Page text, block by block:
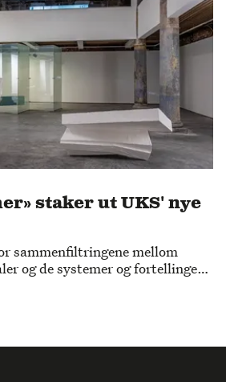
staker ut UKS' nye
sammenfiltringene mellom
og de systemer og fortellinger
daglig leder ved UKS, Miriam